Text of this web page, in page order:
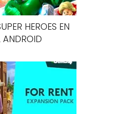
HEROES EN
ANDROID